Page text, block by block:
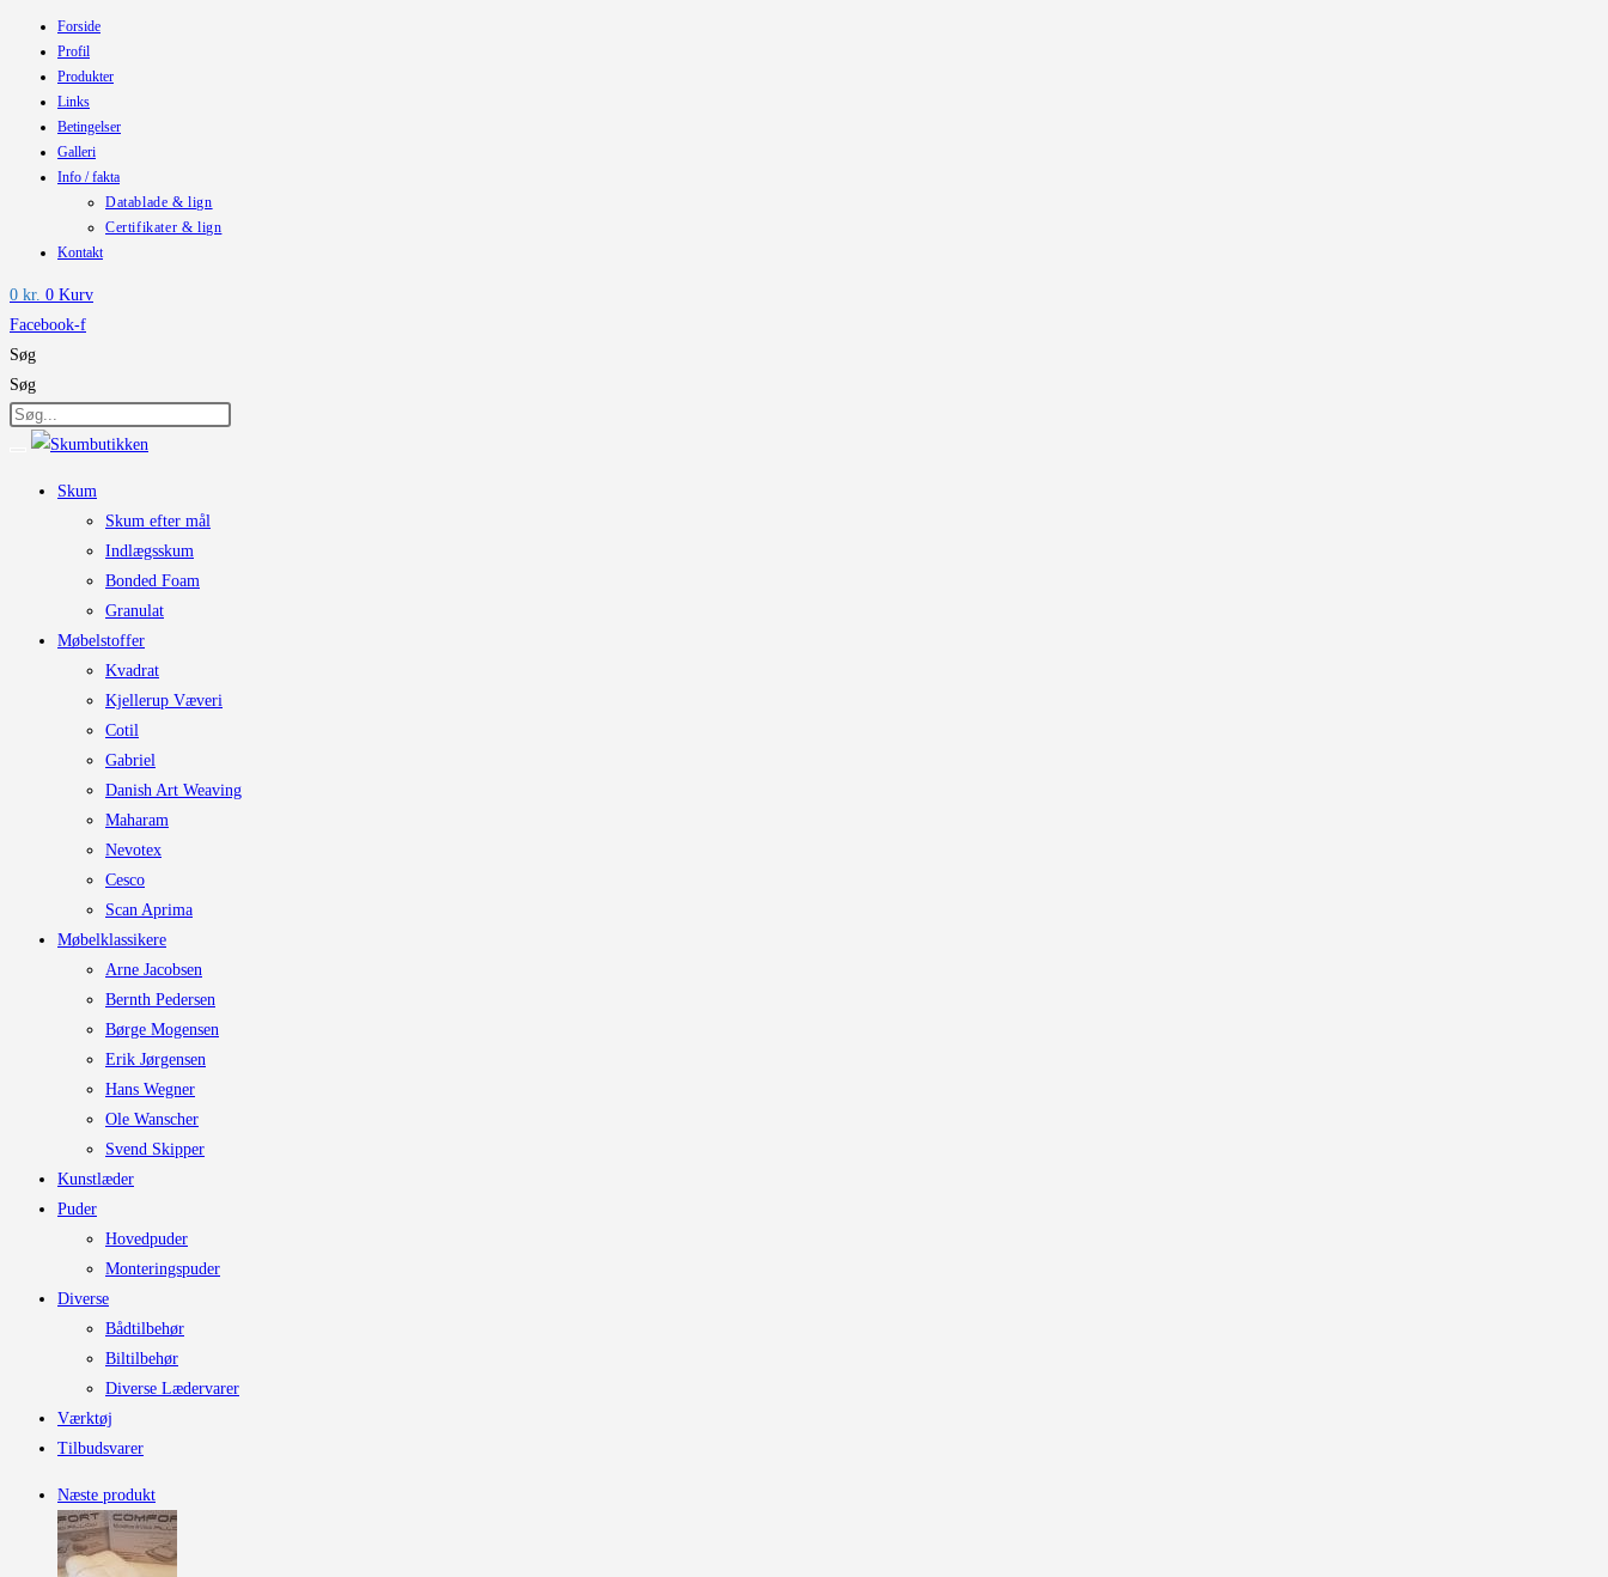
Forside
Profil
Produkter
Links
Betingelser
Galleri
Info / fakta
Datablade & lign
Certifikater & lign
Kontakt
0 kr. 0 Kurv
Facebook-f
Søg
Søg
Skum
Skum efter mål
Indlægsskum
Bonded Foam
Granulat
Møbelstoffer
Kvadrat
Kjellerup Væveri
Cotil
Gabriel
Danish Art Weaving
Maharam
Nevotex
Cesco
Scan Aprima
Møbelklassikere
Arne Jacobsen
Bernth Pedersen
Børge Mogensen
Erik Jørgensen
Hans Wegner
Ole Wanscher
Svend Skipper
Kunstlæder
Puder
Hovedpuder
Monteringspuder
Diverse
Bådtilbehør
Biltilbehør
Diverse Lædervarer
Værktøj
Tilbudsvarer
Næste produkt